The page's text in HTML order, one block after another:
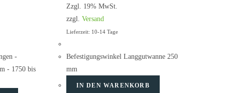
-
- 1750 bis
Zzgl. 19% MwSt.
zzgl. Versand
Lieferzeit: 10-14 Tage
Befestigungswinkel Langgutwanne 250
mm
IN DEN WARENKORB